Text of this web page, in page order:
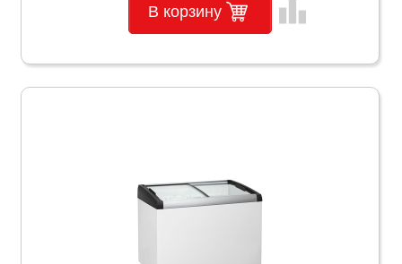
В корзину leaderboard